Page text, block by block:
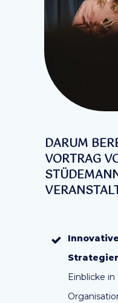
DARUM
VORTRAG
Einblicke in